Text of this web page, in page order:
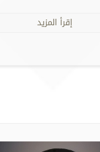
إقرأ المزيد